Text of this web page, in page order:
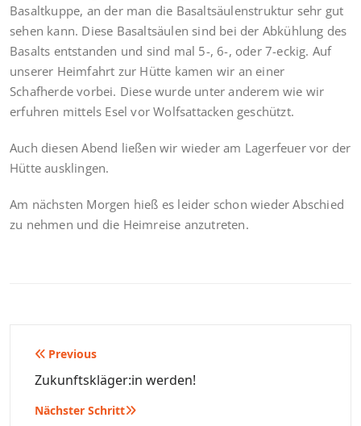
Basaltkuppe, an der man die Basaltsäulenstruktur sehr gut
sehen kann. Diese Basaltsäulen sind bei der Abkühlung des
Basalts entstanden und sind mal 5-, 6-, oder 7-eckig. Auf
unserer Heimfahrt zur Hütte kamen wir an einer
Schafherde vorbei. Diese wurde unter anderem wie wir
erfuhren mittels Esel vor Wolfsattacken geschützt.
Auch diesen Abend ließen wir wieder am Lagerfeuer vor der
Hütte ausklingen.
Am nächsten Morgen hieß es leider schon wieder Abschied
zu nehmen und die Heimreise anzutreten.
Beitragsnavigation
Previous
Zukunftskläger:in werden!
Nächster Schritt